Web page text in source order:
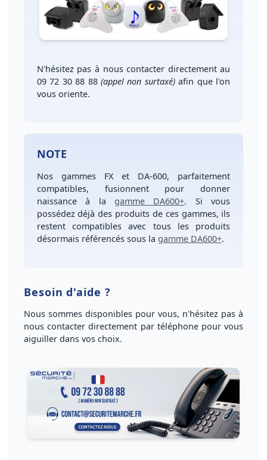
N'hésitez pas à nous contacter directement au
09 72 30 88 88 (appel non surtaxé)afin que l'on
vous oriente.
NOTE
Nos gammes FX et DA-600, parfaitement
compatibles, fusionnentpour donner
naissance à la gamme DA600+. Si vous
possédez déjà des produits de ces gammes, ils
restent compatibles avec tous les produits
désormais référencés sous la gamme DA600+.
Besoin d'aide ?
Nous sommes disponibles pour vous, n'hésitez pas à
nouscontacter directement par téléphonepour vous
aiguiller dans vos choix.